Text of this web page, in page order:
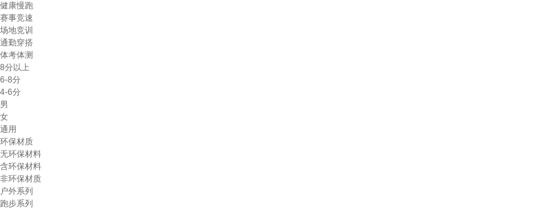
健康慢跑
赛事竞速
场地竞训
通勤穿搭
体考体测
8分以上
6-8分
4-6分
男
女
通用
环保材质
无环保材料
含环保材料
非环保材质
户外系列
跑步系列